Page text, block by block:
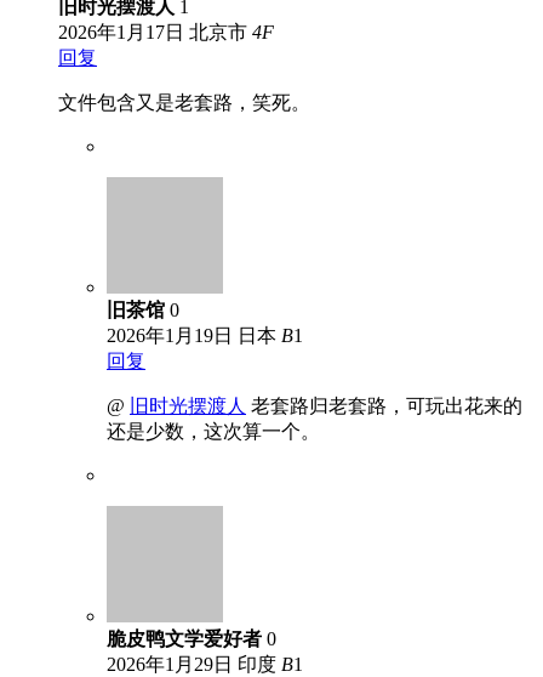
旧时光摆渡人 1
2026年1月17日 北京市 4F
回复
文件包含又是老套路，笑死。
旧茶馆 0
2026年1月19日
日本 B1
回复
@ 旧时光摆渡人 老套路归老套路，可玩出花来的
还是少数，这次算一个。
脆皮鸭文学爱好者 0
2026年1月29日 印度 B1